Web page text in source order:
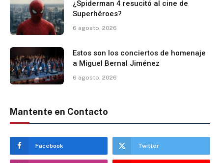
¿Spiderman 4 resucitó al cine de
Superhéroes?
6 agosto, 2026
Estos son los conciertos de homenaje
a Miguel Bernal Jiménez
6 agosto, 2026
Mantente en Contacto
Facebook Twitter